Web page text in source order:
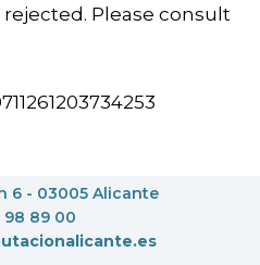
Please consult
6 - 03005 Alicante
98 89 00